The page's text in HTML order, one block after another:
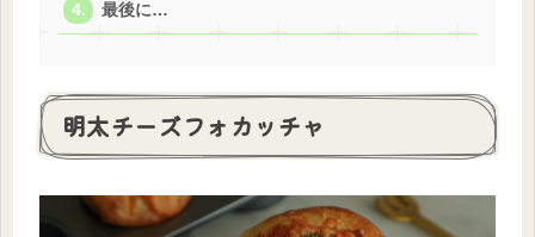
最後に…
明太チーズフォカッチャ